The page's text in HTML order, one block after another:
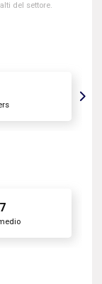
del settore.